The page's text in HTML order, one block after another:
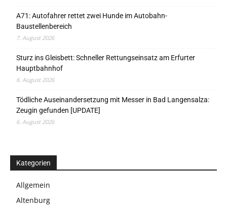
A71: Autofahrer rettet zwei Hunde im Autobahn-
Baustellenbereich
7. August 2026
Sturz ins Gleisbett: Schneller Rettungseinsatz am Erfurter
Hauptbahnhof
6. August 2026
Tödliche Auseinandersetzung mit Messer in Bad Langensalza:
Zeugin gefunden [UPDATE]
6. August 2026
Kategorien
Allgemein
Altenburg